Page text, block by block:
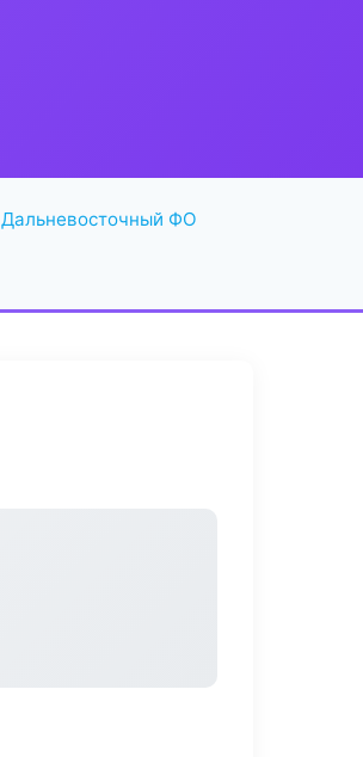
Дальневосточный ФО